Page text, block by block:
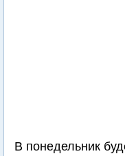
В понедельник